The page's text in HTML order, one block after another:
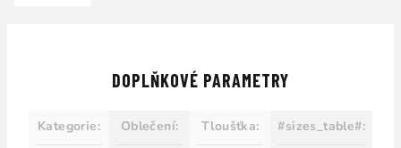
DOPLŇKOVÉ PARAMETRY
Kategorie: Oblečení: Tloušťka: #sizes_table#: